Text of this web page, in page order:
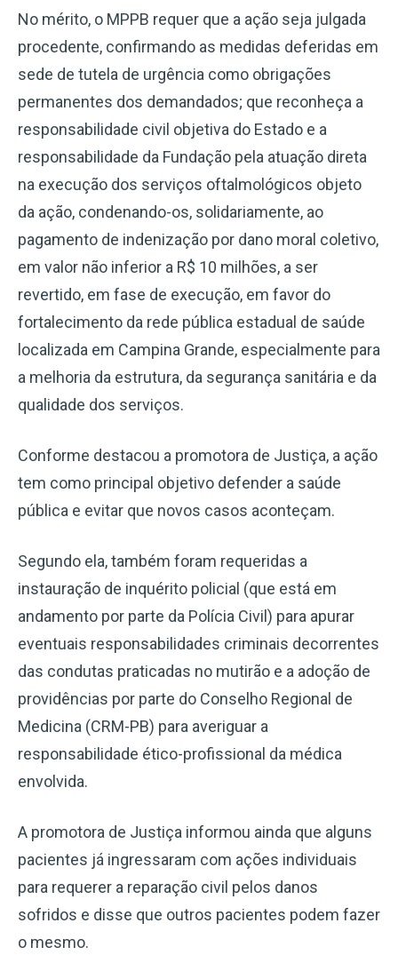
No mérito, o MPPB requer que a ação seja julgada
procedente, confirmando as medidas deferidas em
sede de tutela de urgência como obrigações
permanentes dos demandados; que reconheça a
responsabilidade civil objetiva do Estado e a
responsabilidade da Fundação pela atuação direta
na execução dos serviços oftalmológicos objeto
da ação, condenando-os, solidariamente, ao
pagamento de indenização por dano moral coletivo,
em valor não inferior a R$ 10 milhões, a ser
revertido, em fase de execução, em favor do
fortalecimento da rede pública estadual de saúde
localizada em Campina Grande, especialmente para
a melhoria da estrutura, da segurança sanitária e da
qualidade dos serviços.
Conforme destacou a promotora de Justiça, a ação
tem como principal objetivo defender a saúde
pública e evitar que novos casos aconteçam.
Segundo ela, também foram requeridas a
instauração de inquérito policial (que está em
andamento por parte da Polícia Civil) para apurar
eventuais responsabilidades criminais decorrentes
das condutas praticadas no mutirão e a adoção de
providências por parte do Conselho Regional de
Medicina (CRM-PB) para averiguar a
responsabilidade ético-profissional da médica
envolvida.
A promotora de Justiça informou ainda que alguns
pacientes já ingressaram com ações individuais
para requerer a reparação civil pelos danos
sofridos e disse que outros pacientes podem fazer
o mesmo.